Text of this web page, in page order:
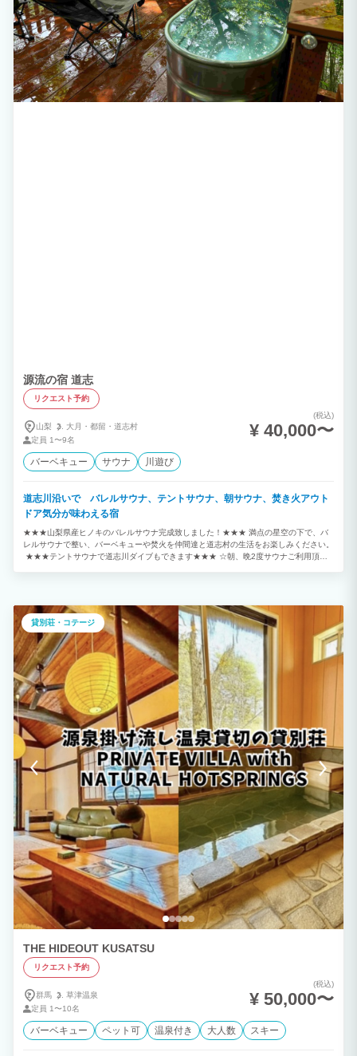
源流の宿 道志
リクエスト予約
山梨 大月・ 都留・ 道志村
定員 1〜9名
(税込)
¥ 40,000〜
バーベキュー サウナ 川遊び
道志川沿いで バレルサウナ、テントサウナ、朝サウナ、焚き火アウト
ドア気分が味わえる宿
★★★山梨県産ヒノキのバレルサウナ完成致しました！★★★ 満点の星空の下で、バ
レルサウナで整い、バーベキューや焚火を仲間達と道志村の生活をお楽しみください。
★★★テントサウナで道志川ダイブもできます★★★ ☆朝、晩2度サウナご利用頂け
雨天利用可能な大型デッキではバーベキューや、ピザ窯(使用料1,000円)でピザを作る
こともできます。 バーベキュー設備も充実しており、すぐにバーベキューが楽しめる
よう炭をセットしておきます！ 貸切コテージなので、まるで自分の別荘のようにご利
用いただけます。 また焚火場では満天の星の下、炎と川のせせらぎを楽しめます！
貸別荘・コテージ
THE HIDEOUT KUSATSU
リクエスト予約
群馬
草津温泉
定員 1〜10名
(税込)
¥ 50,000〜
バーベキュー ペット可 温泉付き 大人数 スキー